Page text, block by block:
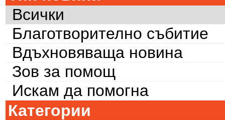
Всички
Благотворително събитие
Вдъхновяваща новина
Зов за помощ
Искам да помогна
Категории